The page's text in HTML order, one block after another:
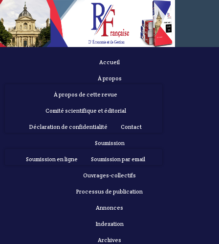
Accueil
À propos
À propos de cette revue
Comité scientifique et éditorial
Déclaration de confidentialité Contact
Soumission
Soumission en ligne Soumission par email
Ouvrages-collectifs
Processus de publication
Annonces
Indexation
Archives